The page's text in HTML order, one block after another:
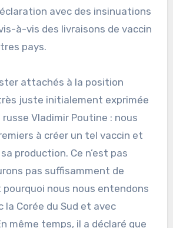
avec des insinuations
à-vis des livraisons de vaccin
pays.
attachés à la position
juste initialement exprimée
Vladimir Poutine : nous
à créer un tel vaccin et
production. Ce n’est pas
pas suffisamment de
pourquoi nous nous entendons
la Corée du Sud et avec
même temps, il a déclaré que